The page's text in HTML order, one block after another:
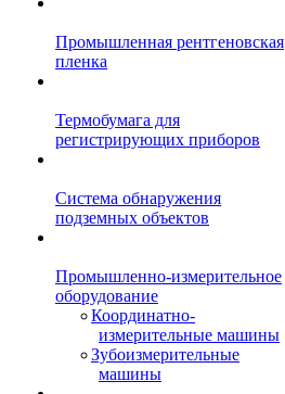
Промышленная рентгеновская
пленка
Термобумага для
регистрирующих приборов
Система обнаружения
подземных объектов
Промышленно-измерительное
оборудование
Координатно-
измерительные машины
Зубоизмерительные
машины